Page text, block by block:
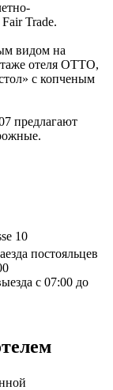
Trade.
видом на
отеля OTTO,
с копченым
предлагают
10
постояльцев
с 07:00 до